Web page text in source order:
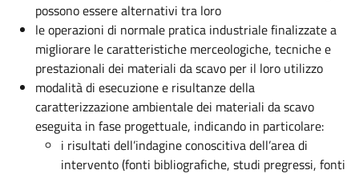
possono essere alternativi tra loro
le operazioni di normale pratica industriale finalizzate a
migliorare le caratteristiche merceologiche, tecniche e
prestazionali dei materiali da scavo per il loro utilizzo
modalità di esecuzione e risultanze della
caratterizzazione ambientale dei materiali da scavo
eseguita in fase progettuale, indicando in particolare:
i risultati dell’indagine conoscitiva dell’area di
intervento (fonti bibliografiche, studi pregressi, fonti